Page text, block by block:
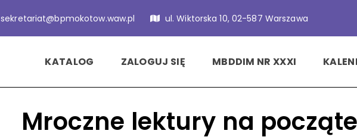
sekretariat@bpmokotow.waw.pl ul. Wiktorska 10, 02-587 Warszawa
KATALOG ZALOGUJ SIĘ MBDDIM NR XXXI
Mroczne lektury na